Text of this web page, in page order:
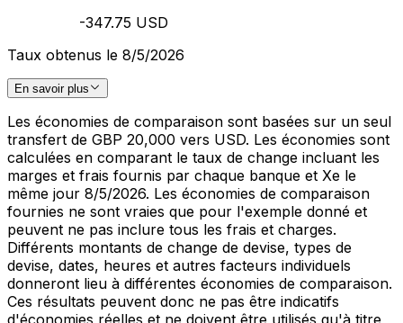
-347.75 USD
Taux obtenus le 8/5/2026
En savoir plus
Les économies de comparaison sont basées sur un seul
transfert de GBP 20,000 vers USD. Les économies sont
calculées en comparant le taux de change incluant les
marges et frais fournis par chaque banque et Xe le
même jour 8/5/2026. Les économies de comparaison
fournies ne sont vraies que pour l'exemple donné et
peuvent ne pas inclure tous les frais et charges.
Différents montants de change de devise, types de
devise, dates, heures et autres facteurs individuels
donneront lieu à différentes économies de comparaison.
Ces résultats peuvent donc ne pas être indicatifs
d'économies réelles et ne doivent être utilisés qu'à titre